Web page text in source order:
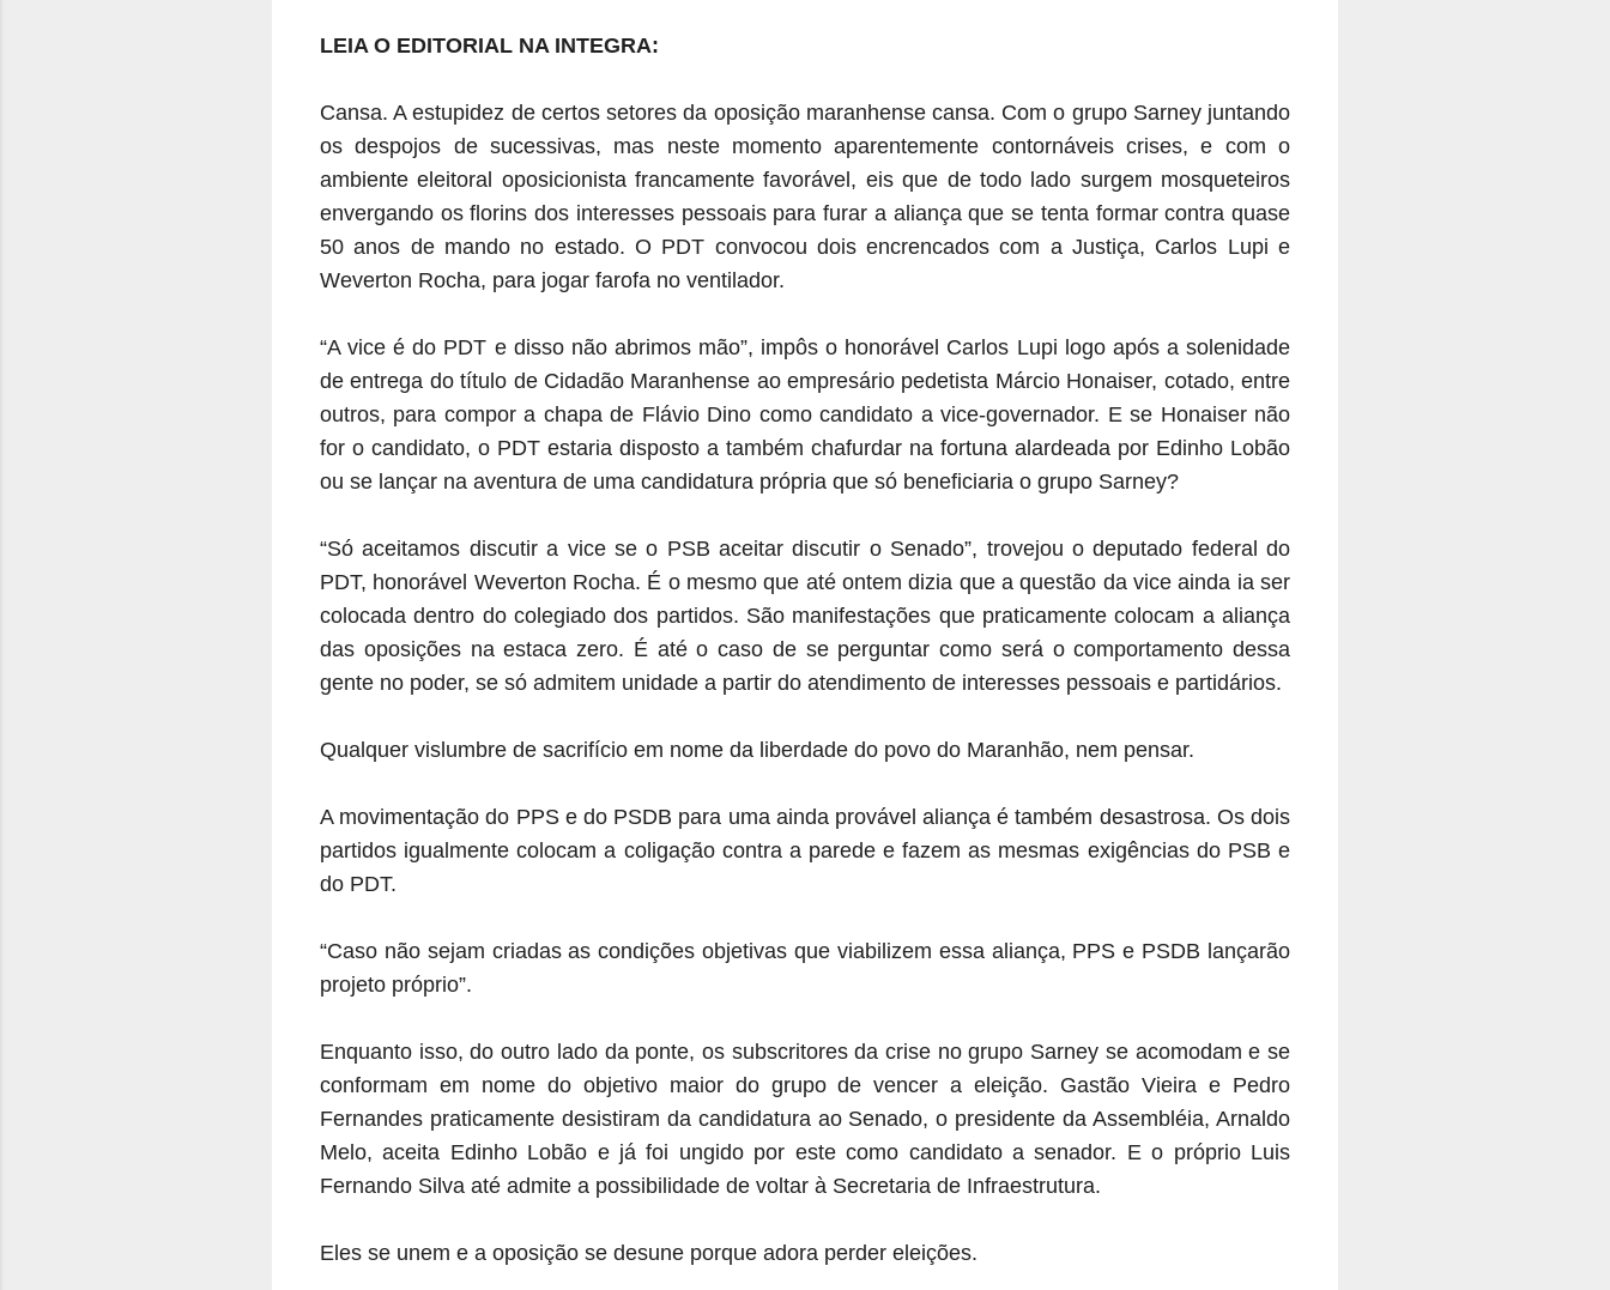
LEIA O EDITORIAL NA INTEGRA:
Cansa. A estupidez de certos setores da oposição maranhense cansa. Com o grupo Sarney juntando
os despojos de sucessivas, mas neste momento aparentemente contornáveis crises, e com o
ambiente eleitoral oposicionista francamente favorável, eis que de todo lado surgem mosqueteiros
envergando os florins dos interesses pessoais para furar a aliança que se tenta formar contra quase
50 anos de mando no estado. O PDT convocou dois encrencados com a Justiça, Carlos Lupi e
Weverton Rocha, para jogar farofa no ventilador.
“A vice é do PDT e disso não abrimos mão”, impôs o honorável Carlos Lupi logo após a solenidade
de entrega do título de Cidadão Maranhense ao empresário pedetista Márcio Honaiser, cotado, entre
outros, para compor a chapa de Flávio Dino como candidato a vice-governador. E se Honaiser não
for o candidato, o PDT estaria disposto a também chafurdar na fortuna alardeada por Edinho Lobão
ou se lançar na aventura de uma candidatura própria que só beneficiaria o grupo Sarney?
“Só aceitamos discutir a vice se o PSB aceitar discutir o Senado”, trovejou o deputado federal do
PDT, honorável Weverton Rocha. É o mesmo que até ontem dizia que a questão da vice ainda ia ser
colocada dentro do colegiado dos partidos. São manifestações que praticamente colocam a aliança
das oposições na estaca zero. É até o caso de se perguntar como será o comportamento dessa
gente no poder, se só admitem unidade a partir do atendimento de interesses pessoais e partidários.
Qualquer vislumbre de sacrifício em nome da liberdade do povo do Maranhão, nem pensar.
A movimentação do PPS e do PSDB para uma ainda provável aliança é também desastrosa. Os dois
partidos igualmente colocam a coligação contra a parede e fazem as mesmas exigências do PSB e
do PDT.
“Caso não sejam criadas as condições objetivas que viabilizem essa aliança, PPS e PSDB lançarão
projeto próprio”.
Enquanto isso, do outro lado da ponte, os subscritores da crise no grupo Sarney se acomodam e se
conformam em nome do objetivo maior do grupo de vencer a eleição. Gastão Vieira e Pedro
Fernandes praticamente desistiram da candidatura ao Senado, o presidente da Assembléia, Arnaldo
Melo, aceita Edinho Lobão e já foi ungido por este como candidato a senador. E o próprio Luis
Fernando Silva até admite a possibilidade de voltar à Secretaria de Infraestrutura.
Eles se unem e a oposição se desune porque adora perder eleições.